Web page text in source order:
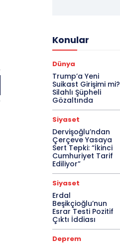
Konular
Dünya
Trump’a Yeni
Suikast Girişimi mi?
Silahlı Şüpheli
Gözaltında
Siyaset
Dervişoğlu’ndan
Çerçeve Yasaya
Sert Tepki: “İkinci
Cumhuriyet Tarif
Ediliyor”
Siyaset
Erdal
Beşikçioğlu’nun
Esrar Testi Pozitif
Çıktı İddiası
Deprem